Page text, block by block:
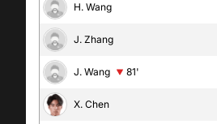
H. Wang
J. Zhang
J. Wang 81'
X. Chen